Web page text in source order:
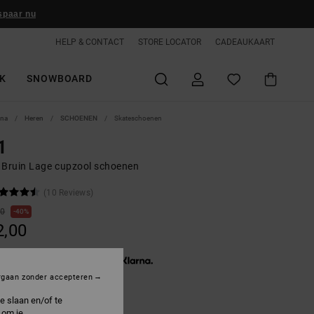
nu
HELP & CONTACT STORE LOCATOR CADEAUKAART
SNOWBOARD
Heren SCHOENEN Skateschoenen
Bruin Lage cupzool schoenen
(10 Reviews)
40%
slaan en/of te
zonder accepteren